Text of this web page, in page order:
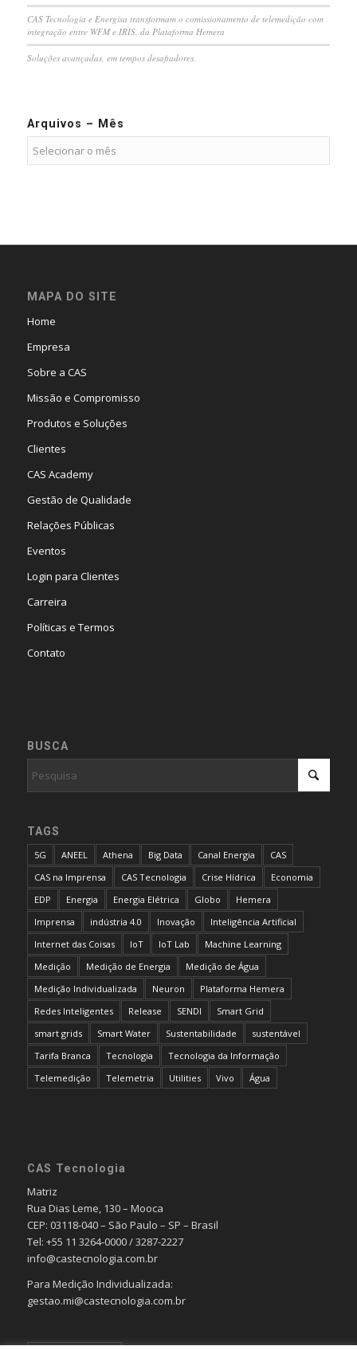
CAS Tecnologia e Energisa transformam o comissionamento de telemedição com
integração entre WFM e IRIS, da Plataforma Hemera
Soluções avançadas, em tempos desafiadores.
Arquivos – Mês
MAPA DO SITE
Home
Empresa
Sobre a CAS
Missão e Compromisso
Produtos e Soluções
Clientes
CAS Academy
Gestão de Qualidade
Relações Públicas
Eventos
Login para Clientes
Carreira
Políticas e Termos
Contato
BUSCA
TAGS
5G ANEEL Athena Big Data Canal Energia
CAS
CAS na Imprensa
CAS Tecnologia Crise Hídrica
Economia
EDP
Energia Energia Elétrica Globo
Hemera
Imprensa
indústria 4.0 Inovação
Inteligência Artificial
Internet das Coisas
IoT IoT Lab
Machine Learning
Medição
Medição de Energia
Medição de Água
Medição Individualizada
Neuron
Plataforma Hemera
Redes Inteligentes
Release SENDI
Smart Grid
smart grids
Smart Water Sustentabilidade
sustentável
Tarifa Branca
Tecnologia
Tecnologia da Informação
Telemedição
Telemetria Utilities Vivo Água
CAS Tecnologia
Matriz
Rua Dias Leme, 130 – Mooca
CEP: 03118-040 – São Paulo – SP – Brasil
Tel: +55 11 3264-0000 / 3287-2227
info@castecnologia.com.br
Para Medição Individualizada:
gestao.mi@castecnologia.com.br